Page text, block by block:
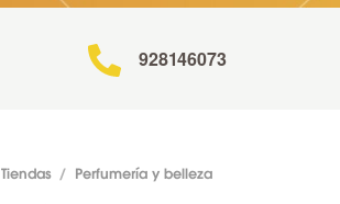
928146073
Tiendas / Perfumería y belleza